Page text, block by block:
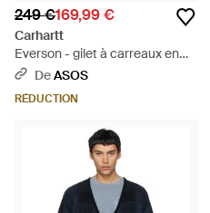
249 €169,99 €
Carhartt
Everson - gilet à carreaux en
maille - marron/ - Noir
DeASOS
RÉDUCTION